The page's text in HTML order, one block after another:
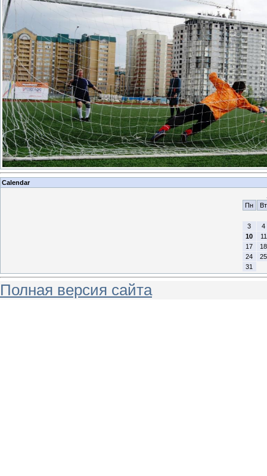
Calendar
Пн
Вт
3
4
10
11
17
18
24
25
31
Полная версия сайта